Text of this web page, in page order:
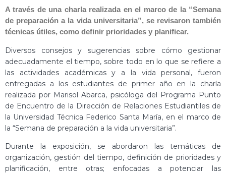
A través de una charla realizada en el marco de la “Semana
de preparación a la vida universitaria”, se revisaron también
técnicas útiles, como definir prioridades y planificar.
Diversos consejos y sugerencias sobre cómo gestionar
adecuadamente el tiempo, sobre todo en lo que se refiere a
las actividades académicas y a la vida personal, fueron
entregadas a los estudiantes de primer año en la charla
realizada por Marisol Abarca, psicóloga del Programa Punto
de Encuentro de la Dirección de Relaciones Estudiantiles de
la Universidad Técnica Federico Santa María, en el marco de
la “Semana de preparación a la vida universitaria”.
Durante la exposición, se abordaron las temáticas de
organización, gestión del tiempo, definición de prioridades y
planificación, entre otras; enfocadas a potenciar las